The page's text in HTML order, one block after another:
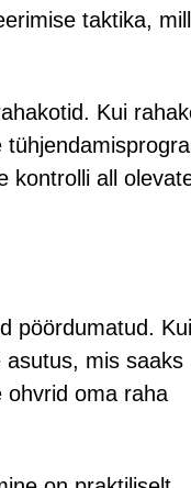
taktika,
Kui
kontrolli all
pöördumatud. Kui
asutus, mis saaks
ohvrid oma raha